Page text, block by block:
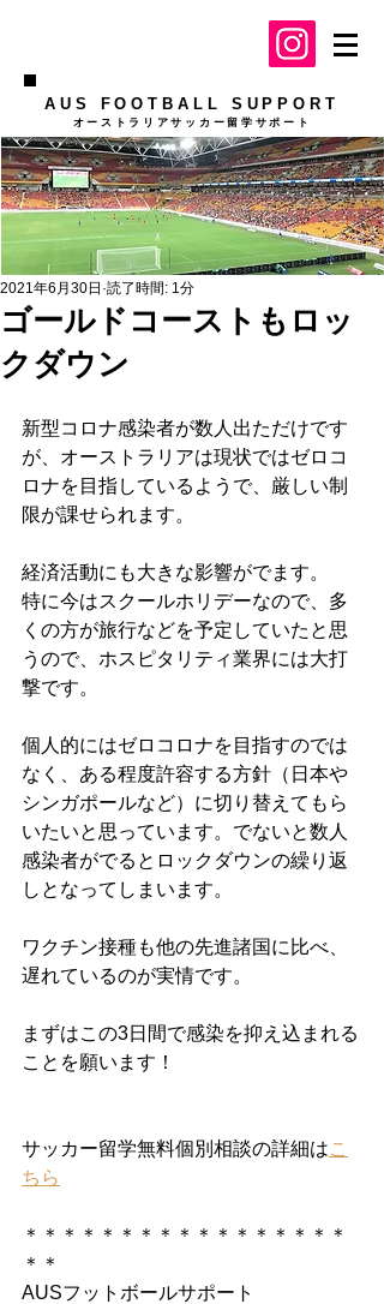
AUS FOOTBALL SUPPORT
​オーストラリアサッカー留学サポート
ゴールドコーストもロッ
クダウン
2021年6月30日 読了時間: 1分
新型コロナ感染者が数人出ただけです
が、オーストラリアは現状ではゼロコ
ロナを目指しているようで、厳しい制
限が課せられます。
経済活動にも大きな影響がでます。
特に今はスクールホリデーなので、多
くの方が旅行などを予定していたと思
うので、ホスピタリティ業界には大打
撃です。
個人的にはゼロコロナを目指すのでは
なく、ある程度許容する方針（日本や
シンガポールなど）に切り替えてもら
いたいと思っています。でないと数人
感染者がでるとロックダウンの繰り返
しとなってしまいます。
ワクチン接種も他の先進諸国に比べ、
遅れているのが実情です。
まずはこの3日間で感染を抑え込まれる
ことを願います！
サッカー留学無料個別相談の詳細はこ
ちら
＊＊＊＊＊＊＊＊＊＊＊＊＊＊＊＊＊
＊＊
AUSフットボールサポート